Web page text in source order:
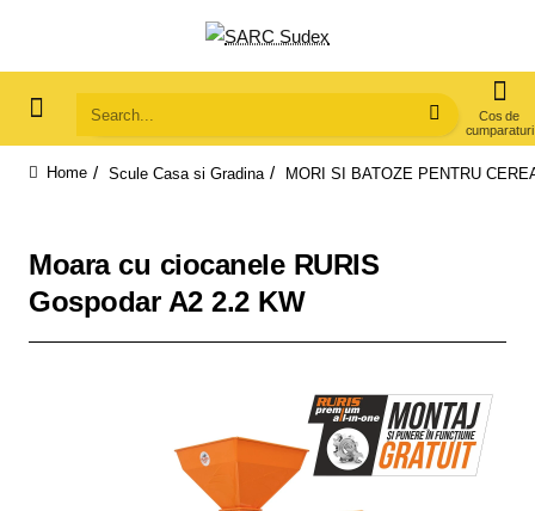
Search...
Scule Casa si Gradina MORI SI BATOZE PENTRU
Moara cu ciocanele RURIS
Gospodar A2 2.2 KW